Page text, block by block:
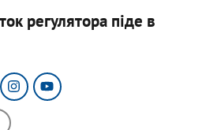
регулятора піде в